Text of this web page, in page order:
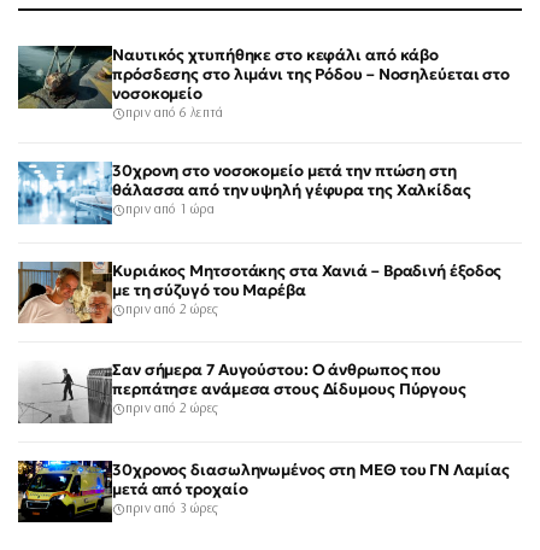
Ναυτικός χτυπήθηκε στο κεφάλι από κάβο
πρόσδεσης στο λιμάνι της Ρόδου – Νοσηλεύεται στο
νοσοκομείο
πριν από 6 λεπτά
30χρονη στο νοσοκομείο μετά την πτώση στη
θάλασσα από την υψηλή γέφυρα της Χαλκίδας
πριν από 1 ώρα
Κυριάκος Μητσοτάκης στα Χανιά – Βραδινή έξοδος
με τη σύζυγό του Μαρέβα
πριν από 2 ώρες
Σαν σήμερα 7 Αυγούστου: Ο άνθρωπος που
περπάτησε ανάμεσα στους Δίδυμους Πύργους
πριν από 2 ώρες
30χρονος διασωληνωμένος στη ΜΕΘ του ΓΝ Λαμίας
μετά από τροχαίο
πριν από 3 ώρες